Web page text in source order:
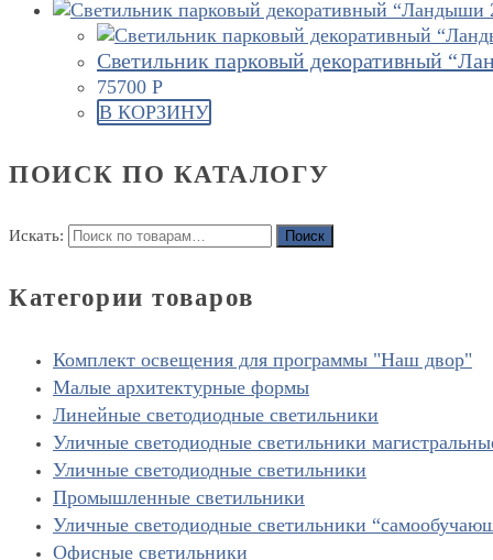
Светильник парковый декоративный
75700 Р
В КОРЗИНУ
ПОИСК ПО КАТАЛОГУ
Искать: Поиск
Категории товаров
Комплект освещения для программы "Наш двор"
Малые архитектурные формы
Линейные светодиодные светильники
Уличные светодиодные светильники
Уличные светодиодные светильники
Промышленные светильники
Уличные светодиодные светильники
Офисные светильники